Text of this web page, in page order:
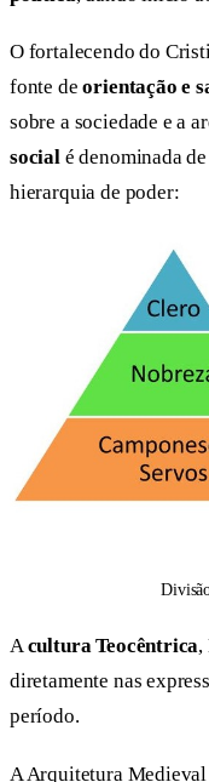
O fortalecendo do
fonte deorientação e
sobre a sociedade e a
socialé denominada de
hierarquia de poder:
Acultura Teocêntrica,
diretamente nas
período.
A Arquitetura